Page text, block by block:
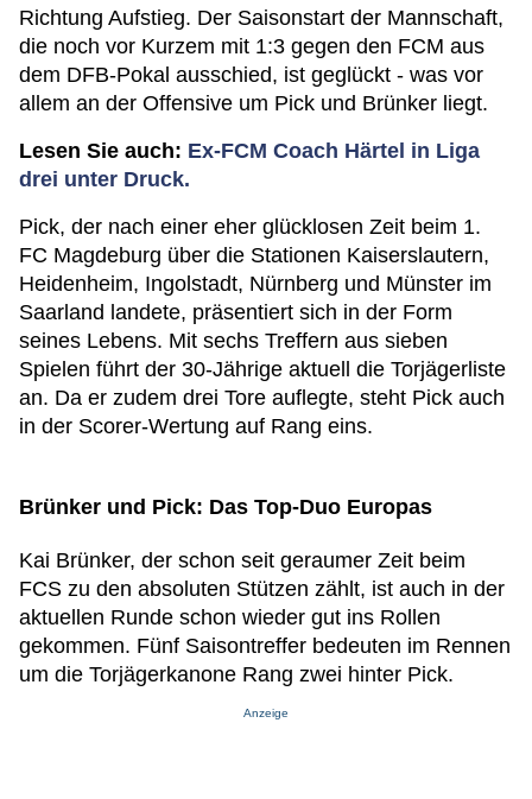
Richtung Aufstieg. Der Saisonstart der Mannschaft,
die noch vor Kurzem mit 1:3 gegen den FCM aus
dem DFB-Pokal ausschied, ist geglückt - was vor
allem an der Offensive um Pick und Brünker liegt.
Lesen Sie auch: Ex-FCM Coach Härtel in Liga
drei unter Druck.
Pick, der nach einer eher glücklosen Zeit beim 1.
FC Magdeburg über die Stationen Kaiserslautern,
Heidenheim, Ingolstadt, Nürnberg und Münster im
Saarland landete, präsentiert sich in der Form
seines Lebens. Mit sechs Treffern aus sieben
Spielen führt der 30-Jährige aktuell die Torjägerliste
an. Da er zudem drei Tore auflegte, steht Pick auch
in der Scorer-Wertung auf Rang eins.
Brünker und Pick: Das Top-Duo Europas
Kai Brünker, der schon seit geraumer Zeit beim
FCS zu den absoluten Stützen zählt, ist auch in der
aktuellen Runde schon wieder gut ins Rollen
gekommen. Fünf Saisontreffer bedeuten im Rennen
um die Torjägerkanone Rang zwei hinter Pick.
Anzeige